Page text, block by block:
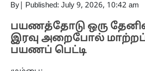
By Published: July 9, 2026, 10:42 am
பயணத்தோடு ஒரு
இரவு அறைபோல்
பயணப் பெட்டி